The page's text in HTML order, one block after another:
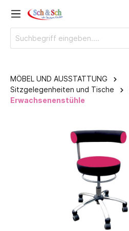
MÖBEL UND AUSSTATTUNG
Sitzgelegenheiten und Tische
Erwachsenenstühle